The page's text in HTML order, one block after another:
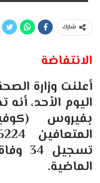
شارك
الانتفاضة
أعلنت وزارة
الماضية.